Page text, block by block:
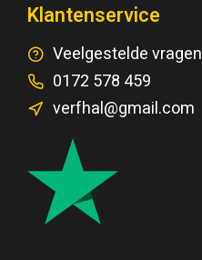
Klantenservice
Veelgestelde vragen
0172 578 459
verfhal@gmail.com